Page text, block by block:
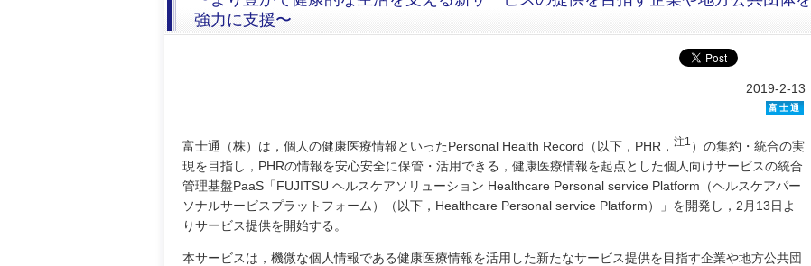
強力に支援〜
2019-2-13
富士通
富士通（株）は，個人の健康医療情報といったPersonal Health Record（以下，PHR， 注1 ）の集約・統合の実
現を目指し，PHRの情報を安心安全に保管・活用できる，健康医療情報を起点とした個人向けサービスの統合
管理基盤PaaS「FUJITSU ヘルスケアソリューション Healthcare Personal service Platform（ヘルスケアパー
ソナルサービスプラットフォーム）（以下，Healthcare Personal service Platform）」を開発し，2月13日よ
りサービス提供を開始する。
本サービスは，機微な個人情報である健康医療情報を活用した新たなサービス提供を目指す企業や地方公共団